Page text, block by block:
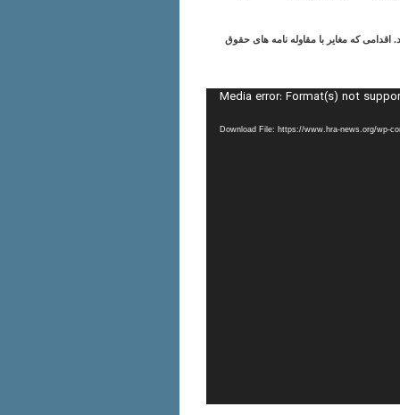
که مغایر با مقاوله نامه های حقوق
Media error: Format(s) not
Download File: https://www.hra-news.org/wp-